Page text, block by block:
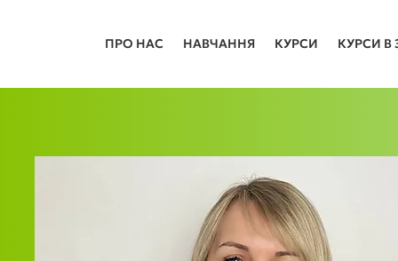
ПРО НАС НАВЧАННЯ КУРСИ КУРСИ В